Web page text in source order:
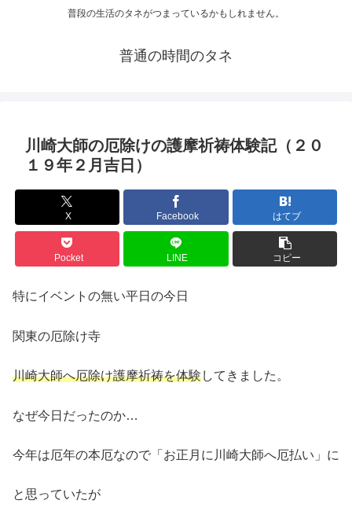
普段の生活のタネがつまっているかもしれません。
普通の時間のタネ
川崎大師の厄除けの護摩祈祷体験記（２０
１９年２月吉日）
X Facebook はてブ
Pocket LINE コピー
特にイベントの無い平日の今日
関東の厄除け寺
川崎大師へ厄除け護摩祈祷を体験してきました。
なぜ今日だったのか…
今年は厄年の本厄なので「お正月に川崎大師へ厄払い」に
と思っていたが